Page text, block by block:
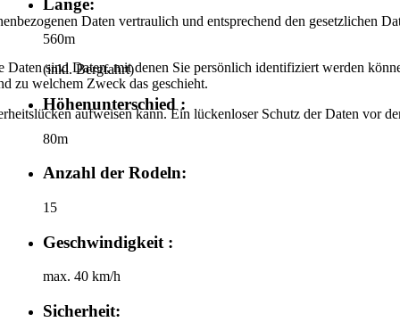
Länge:
560m
(inkl. Bergfahrt)
Höhenunterschied :
80m
Anzahl der Rodeln:
15
Geschwindigkeit :
max. 40 km/h
Sicherheit:
Daten vertraulich und entsprechend den gesetzlichen
Daten sind Daten, mit denen Sie persönlich identifiziert werden
zu welchem Zweck das geschieht.
aufweisen kann. Ein lückenloser Schutz der Daten vor